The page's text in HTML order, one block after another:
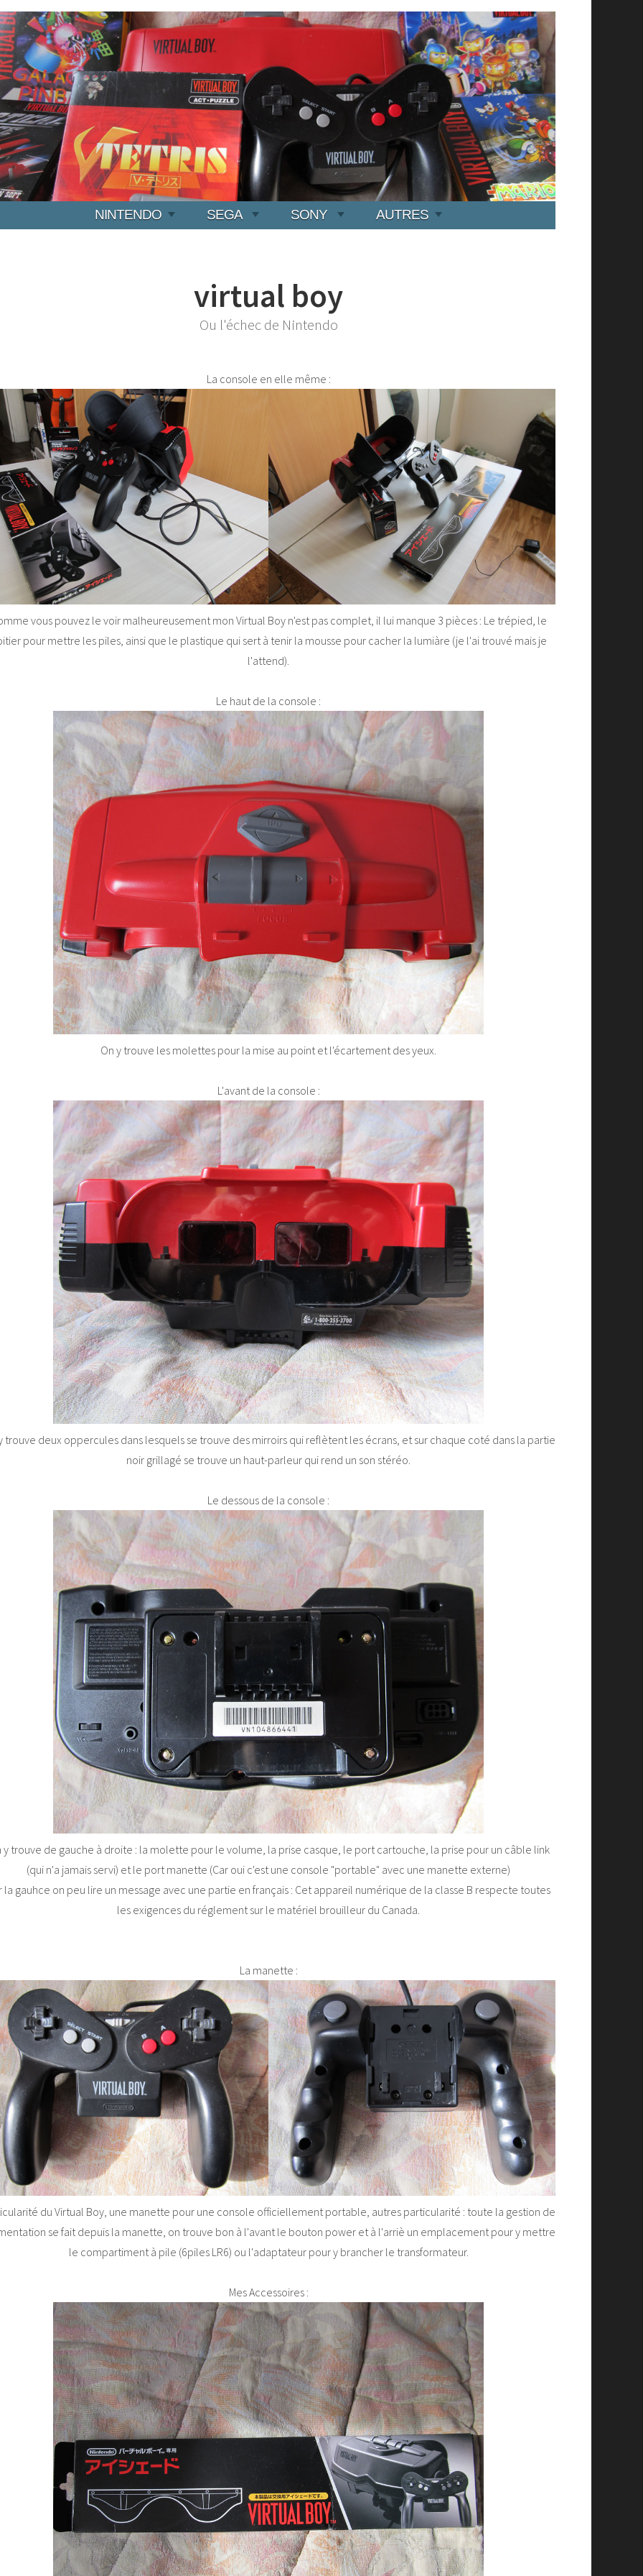
NINTENDO SEGA SONY AUTRES
virtual boy
Ou l'échec de Nintendo
La console en elle même :
vous pouvez le voir malheureusement mon Virtual Boy n'est pas complet, il lui manque 3 pièces : Le trépied, le
pour mettre les piles, ainsi que le plastique qui sert à tenir la mousse pour cacher la lumiàre (je l'ai trouvé mais je
l'attend).
Le haut de la console :
On y trouve les molettes pour la mise au point et l'écartement des yeux.
L'avant de la console :
trouve deux oppercules dans lesquels se trouve des mirroirs qui reflètent les écrans, et sur chaque coté dans la partie
noir grillagé se trouve un haut-parleur qui rend un son stéréo.
Le dessous de la console :
y trouve de gauche à droite : la molette pour le volume, la prise casque, le port cartouche, la prise pour un câble link
(qui n'a jamais servi) et le port manette (Car oui c'est une console "portable" avec une manette externe)
la gauhce on peu lire un message avec une partie en français : Cet appareil numérique de la classe B respecte toutes
les exigences du réglement sur le matériel brouilleur du Canada.
La manette :
du Virtual Boy, une manette pour une console officiellement portable, autres particularité : toute la gestion de
se fait depuis la manette, on trouve bon à l'avant le bouton power et à l'arriè un emplacement pour y mettre
le compartiment à pile (6piles LR6) ou l'adaptateur pour y brancher le transformateur.
Mes Accessoires :